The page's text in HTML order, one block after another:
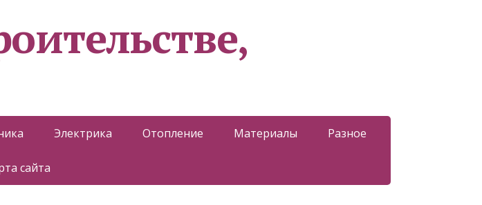
Электрика Отопление Материалы Разное
сайта